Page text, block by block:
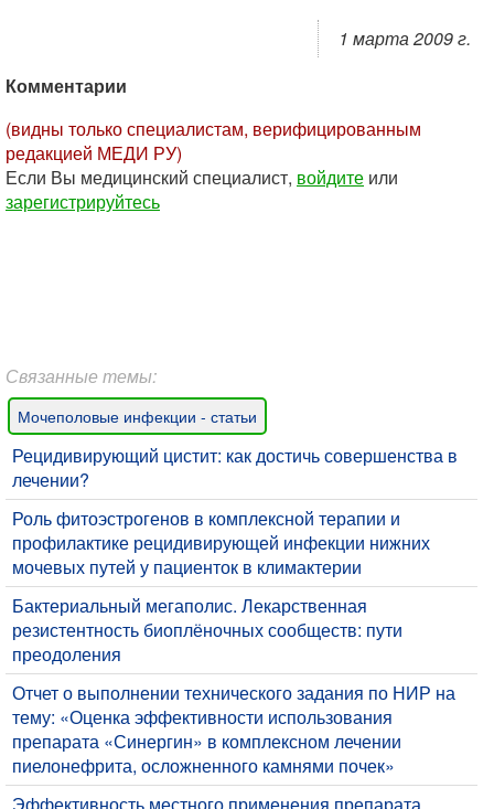
1 марта 2009 г.
Комментарии
(видны только специалистам, верифицированным
редакцией МЕДИ РУ)
Если Вы медицинский специалист, войдите или
зарегистрируйтесь
Связанные темы:
Мочеполовые инфекции - статьи
Рецидивирующий цистит: как достичь совершенства в
лечении?
Роль фитоэстрогенов в комплексной терапии и
профилактике рецидивирующей инфекции нижних
мочевых путей у пациенток в климактерии
Бактериальный мегаполис. Лекарственная
резистентность биоплёночных сообществ: пути
преодоления
Отчет о выполнении технического задания по НИР на
тему: «Оценка эффективности использования
препарата «Синергин» в комплексном лечении
пиелонефрита, осложненного камнями почек»